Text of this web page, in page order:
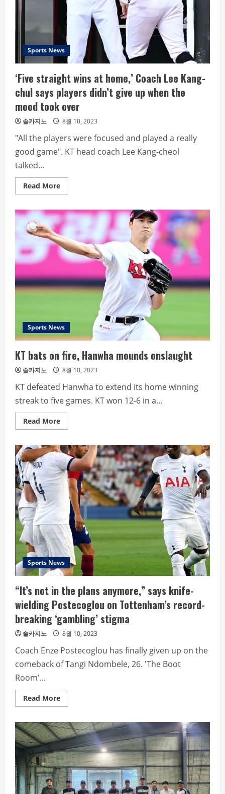
INVITATION
TO
THE
WORLD
ARCHERY
CHAMPIONSHIP
IN
GWANGJU”
Sports News
‘Five straight wins at home,’ Coach Lee Kang-
chul says players didn’t give up when the
mood took over
솔카지노 8월 10, 2023
"All the players were focused and played a really
good game". KT head coach Lee Kang-cheol
talked...
Read MoreRead
more
straight
wins
at
home,’
Coach
Lee
Kang-
chul
players
didn’t
give
took
over
Sports News
KT bats on fire, Hanwha mounds onslaught
솔카지노 8월 10, 2023
KT defeated Hanwha to extend its home winning
streak to five games. KT won 12-6 in a...
Read MoreRead
more
bats
on
fire,
Hanwha
mounds
onslaught
Sports News
“It’s not in the plans anymore,” says knife-
wielding Postecoglou on Tottenham’s record-
breaking ‘gambling’ stigma
솔카지노 8월 10, 2023
Coach Enze Postecoglou has finally given up on the
comeback of Tangi Ndombele, 26. 'The Boot
Room'...
Read MoreRead
more
not
in
the
plans
anymore,”
says
knife-
wielding
Postecoglou
on